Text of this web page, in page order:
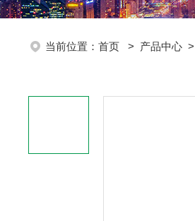
当前位置： 首页 > 产品中心 >